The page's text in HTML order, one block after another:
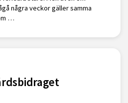
några veckor gäller samma
…